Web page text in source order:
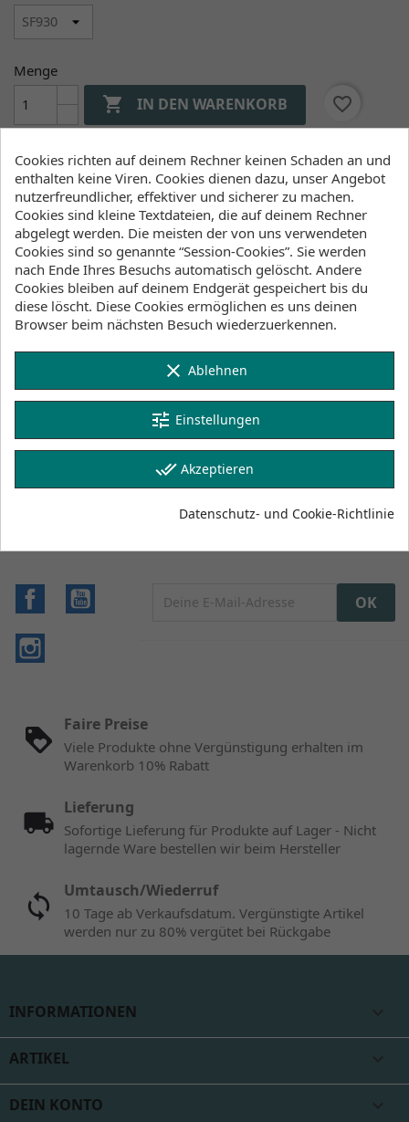
Menge
 IN DEN WARENKORB
favorite_border
Verfügbarkeit (Lager, Lieferzeiten)
Lager Wind&Snow
an Lager:
2-4 Werktage
Beschreibung
Artikeldetails
Lagerbestand
Facebook
Faire Preise
Viele Produkte ohne Vergünstigung erhalten im
Warenkorb 10% Rabatt
Lieferung
Sofortige Lieferung für Produkte auf Lager - Nicht
lagernde Ware bestellen wir beim Hersteller
Umtausch/Wiederruf
10 Tage ab Verkaufsdatum. Vergünstigte Artikel
werden nur zu 80% vergütet bei Rückgabe
INFORMATIONEN
ARTIKEL
DEIN KONTO
Cookies richten auf deinem Rechner keinen Schaden an und
enthalten keine Viren. Cookies dienen dazu, unser Angebot
nutzerfreundlicher, effektiver und sicherer zu machen.
Cookies sind kleine Textdateien, die auf deinem Rechner
abgelegt werden. Die meisten der von uns verwendeten
Cookies sind so genannte “Session-Cookies”. Sie werden
nach Ende Ihres Besuchs automatisch gelöscht. Andere
Cookies bleiben auf deinem Endgerät gespeichert bis du
diese löscht. Diese Cookies ermöglichen es uns deinen
Browser beim nächsten Besuch wiederzuerkennen.
clear Ablehnen
tune Einstellungen
done_all Akzeptieren
Datenschutz- und Cookie-Richtlinie